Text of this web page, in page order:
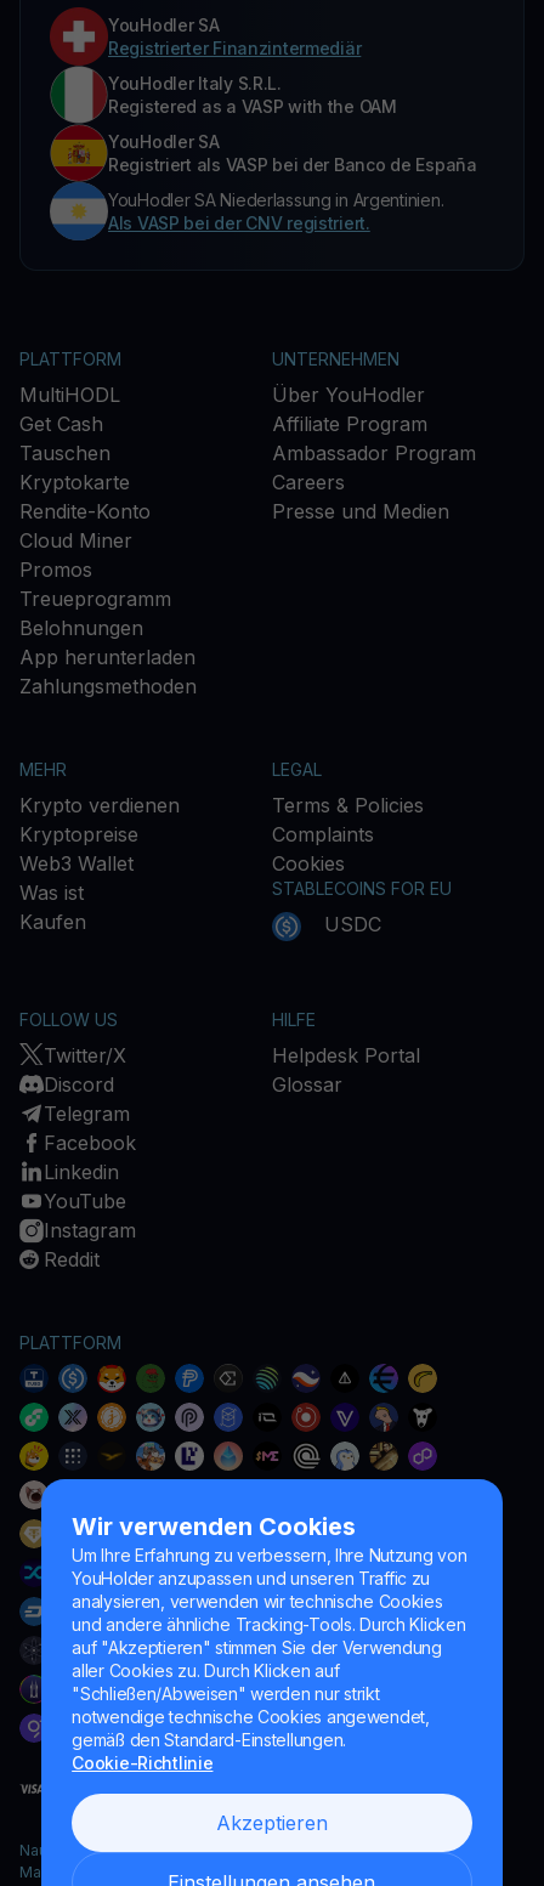
Wir verwenden Cookies
Um Ihre Erfahrung zu verbessern, Ihre Nutzung von
YouHolder anzupassen und unseren Traffic zu
analysieren, verwenden wir technische Cookies
und andere ähnliche Tracking-Tools. Durch Klicken
auf "Akzeptieren" stimmen Sie der Verwendung
aller Cookies zu. Durch Klicken auf
"Schließen/Abweisen" werden nur strikt
notwendige technische Cookies angewendet,
gemäß den Standard-Einstellungen.
Cookie-Richtlinie
Akzeptieren
YouHodler SA
Registrierter Finanzintermediär
YouHodler Italy S.R.L.
Registered as a VASP with the OAM
YouHodler SA
Registriert als VASP bei der Banco de España
YouHodler SA Niederlassung in Argentinien.
Als VASP bei der CNV registriert.
PLATTFORM
MultiHODL
Get Cash
Tauschen
Kryptokarte
Rendite-Konto
Cloud Miner
Promos
Treueprogramm
Belohnungen
App herunterladen
Zahlungsmethoden
UNTERNEHMEN
Über YouHodler
Affiliate Program
Ambassador Program
Careers
Presse und Medien
MEHR
Krypto verdienen
Kryptopreise
Web3 Wallet
Was ist
Kaufen
LEGAL
Terms & Policies
Complaints
Cookies
STABLECOINS FOR EU
USDC
FOLLOW US
Twitter/X
Discord
Telegram
Facebook
Linkedin
YouTube
Instagram
Reddit
HILFE
Helpdesk Portal
Glossar
PLATTFORM
Naumard LTD. – ausschließlich für IT-Entwicklung, Forschung und
Marketingzwecke